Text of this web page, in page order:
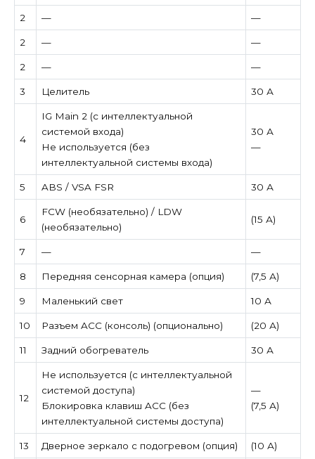
2 — —
2 — —
2 — —
3 Целитель 30 А
4
IG Main 2 (с интеллектуальной
системой входа)
Не используется (без
интеллектуальной системы входа)
30 А
—
5 ABS / VSA FSR 30 А
6
FCW (необязательно) / LDW
(необязательно)
(15 А)
7 — —
8 Передняя сенсорная камера (опция) (7,5 А)
9 Маленький свет 10 А
10 Разъем ACC (консоль) (опционально) (20 А)
11 Задний обогреватель 30 А
12
Не используется (с интеллектуальной
системой доступа)
Блокировка клавиш ACC (без
интеллектуальной системы доступа)
—
(7,5 А)
13 Дверное зеркало с подогревом (опция) (10 А)